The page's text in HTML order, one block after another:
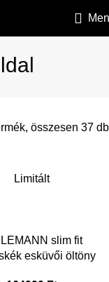
összesen 37 db
Limitált
slim fit
esküvői öltöny